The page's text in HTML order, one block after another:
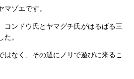
ゾエです。
コンドウ氏とヤマグチ氏がはるばる三
。
はなく、その週にノリで遊びに来るこ